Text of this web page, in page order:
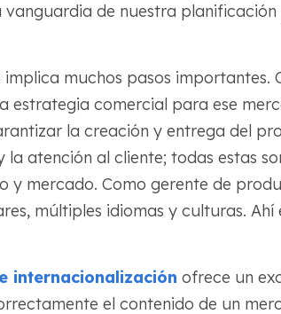
de nuestra planificación
muchos pasos importantes.
estrategia comercial para ese
la creación y entrega del
atención al cliente; todas estas
y mercado. Como gerente de
múltiples idiomas y culturas. Ahí
internacionalización ofrece un
el contenido de un